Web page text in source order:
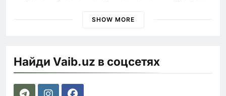
SHOW MORE
Найди Vaib.uz в соцсетях